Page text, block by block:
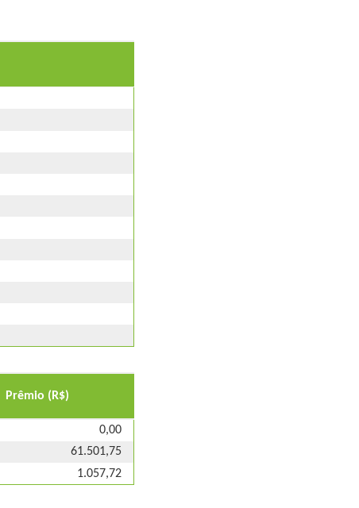
Prêmio (R$)
0,00
61.501,75
1.057,72